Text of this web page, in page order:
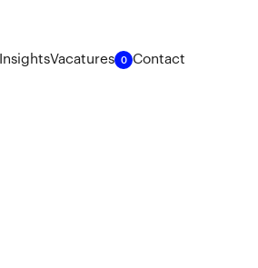
InsightsVacatures 0 Contact